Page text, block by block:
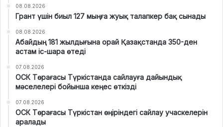
08.08.2026
Грант үшін биыл 127 мыңға жуық талапкер бақ сынады
08.08.2026
Абайдың 181 жылдығына орай Қазақстанда 350-ден
астам іс-шара өтеді
07.08.2026
ОСК Төрағасы Түркістанда сайлауға дайындық
мәселелері бойынша кеңес өткізді
07.08.2026
ОСК Төрағасы Түркістан өңіріндегі сайлау учаскелерін
аралады